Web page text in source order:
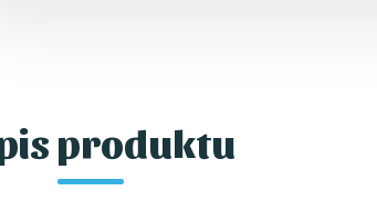
produktu